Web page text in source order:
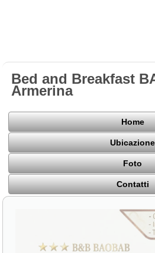
Bed and Breakfast
Armerina
Home
Ubicazione
Foto
Contatti